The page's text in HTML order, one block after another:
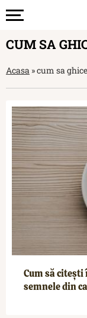
CUM SA
Acasa »cum sa
Cum să
semnele din